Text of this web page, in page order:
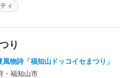
ィ
り
風物詩「福知山ドッコイセまつり」
・福知山市